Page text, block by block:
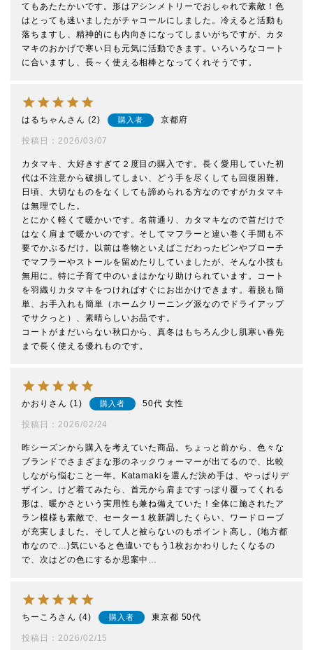
てもあたたかいです。形はアシンメトリーでおしゃれで素敵！色
はとっても迷いましたがチャコールにしました。冷えると活動も
落ちますし、精神的にも内向きになってしまいがちですが、カタ
マキのおかげで寒い日も元気に活動できます。いろいろなコート
に合いますし、長～く使える相棒となってくれそうです。
はるちゃん 2 購入者 京都府
投稿日 2026/03/07
カタマキ、大好きすぎて２度目の購入です。長く愛用していた初
代は不注意から破損してしまい、どう手を尽くしても回復困難。
日頃、大切なものをなくしても諦められる方なのですがカタマキ
は無理でした。
とにかく軽くて暖かいです。名前通り、カタマキなので首だけで
はなく肩まで暖かいのです。そしてマフラーと違い巻く手間も不
要でかぶるだけ。以前は巻物といえばこだわったピンやブローチ
でマフラーやストールを留めたりしていましたが、そんな小技も
無用に。特に子育て中のいまはかなり助けられています。コート
を羽織りカタマキをつければすぐにお出かけできます。着脱も簡
単、お手入れも簡単（ホームクリーニング派なのでドライアップ
でサクっと）、素晴らしいお品です。
コートがまだいらない秋口から、真冬はもちろん少し肌寒い春先
まで長く使える優れものです。
かおり 1 購入者 50代 女性
投稿日 2026/02/24
昨シーズンから購入を考えていた商品。ちょっと前から、色々な
ブランドでさまざまな形のネックウォーマーが出てるので、比較
しながら悩むこと一年。Katamakiを選んだ決め手は、やっぱりデ
ザイン。けど着てみたら、首元から肩まですっぽり覆ってくれる
形は、暖かさという実用性も兼ね備えていた！全体に施されたア
ラン模様も素敵で、セーター１枚新調したくらい、ワードローブ
が充実しました。そして人と被らないのもポイント高し。(地方都
市なので…)気にいると色違いでもう1枚おかわりしたくなるの
で、次はどの色にするか思案中…
ちーころ 4 購入者 東京都 50代
投稿日 2026/02/15